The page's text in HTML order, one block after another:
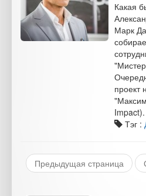
Какая
Марк
проект
Impact).
Тэг :
Предыдущая страница